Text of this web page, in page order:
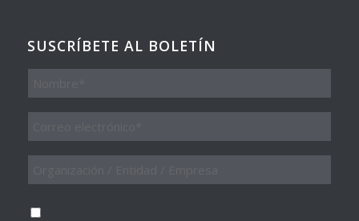
SUSCRÍBETE AL BOLETÍN
Nombre
Entidad
Empresa
Consentimiento